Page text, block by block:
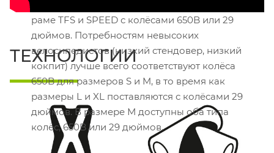
раме TFS и SPEED с колёсами 650B или 29
дюймов. Потребностям невысоких
велосипедистов (низкий стендовер, низкий
кокпит) лучше всего соответствуют колёса
650B для размеров S и M, в то время как
размеры L и XL поставляются с колёсами 29
дюймов. В размере М доступны оба типа
колёс, 650B или 29 дюймов.
ТЕХНОЛОГИИ